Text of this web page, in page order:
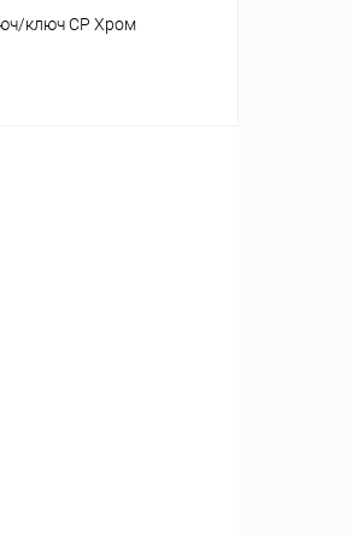
ключ CP Хром